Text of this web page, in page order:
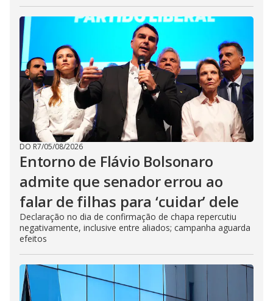
DO R7/05/08/2026
Entorno de Flávio Bolsonaro
admite que senador errou ao
falar de filhas para ‘cuidar’ dele
Declaração no dia de confirmação de chapa repercutiu
negativamente, inclusive entre aliados; campanha aguarda
efeitos